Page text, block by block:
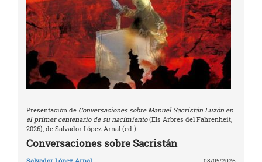
Presentación de Conversaciones sobre Manuel Sacristán Luzón en
el primer centenario de su nacimiento(Els Arbres del Fahrenheit,
2026), de Salvador López Arnal (ed.)
Conversaciones sobre Sacristán
Salvador López Arnal